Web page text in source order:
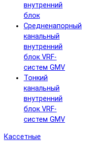
внутренний
блок
Средненапорный
канальный
внутренний
блок VRF-
систем GMV
Тонкий
канальный
внутренний
блок VRF-
систем GMV
Кассетные